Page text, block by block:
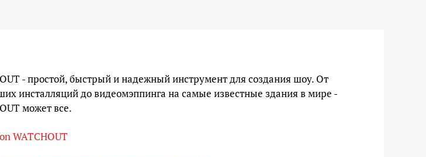
- простой, быстрый и надежный инструмент для создания шоу. От
инсталляций до видеомэппинга на самые известные здания в мире -
может все.
WATCHOUT